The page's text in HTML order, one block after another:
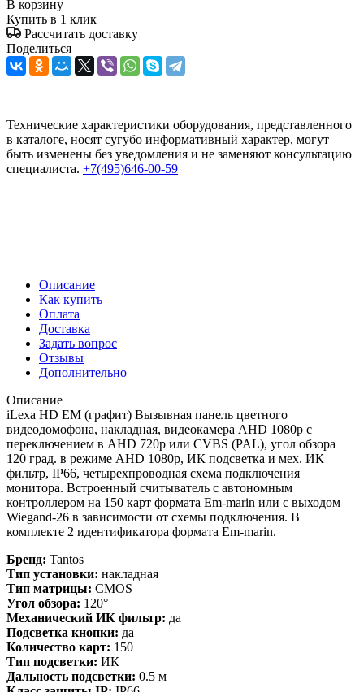
В корзину
Купить в 1 клик
Рассчитать доставку
Поделиться
Технические характеристики оборудования, представленного
в каталоге, носят сугубо информативный характер, могут
быть изменены без уведомления и не заменяют консультацию
специалиста. +7(495)646-00-59
Описание
Как купить
Оплата
Доставка
Задать вопрос
Отзывы
Дополнительно
Описание
iLexa HD EM (графит) Вызывная панель цветного
видеодомофона, накладная, видеокамера AHD 1080р с
переключением в AHD 720р или CVBS (PAL), угол обзора
120 град. в режиме AHD 1080р, ИК подсветка и мех. ИК
фильтр, IP66, четырехпроводная схема подключения
монитора. Встроенный считыватель с автономным
контроллером на 150 карт формата Em-marin или с выходом
Wiegand-26 в зависимости от схемы подключения. В
комплекте 2 идентификатора формата Em-marin.
Бренд: Tantos
Тип установки: накладная
Тип матрицы: CMOS
Угол обзора: 120°
Механический ИК фильтр: да
Подсветка кнопки: да
Количество карт: 150
Тип подсветки: ИК
Дальность подсветки: 0.5 м